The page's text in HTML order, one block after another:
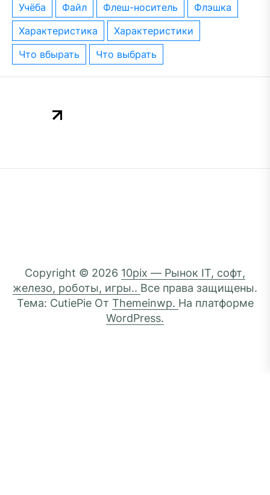
учёба
файл флеш-носитель
флэшка
характеристика
характеристики
что вбырать
что выбрать
Copyright © 2026 10pix — Рынок IT, софт,
железо, роботы, игры.. Все права защищены.
Тема: CutiePie От Themeinwp. На платформе
WordPress.